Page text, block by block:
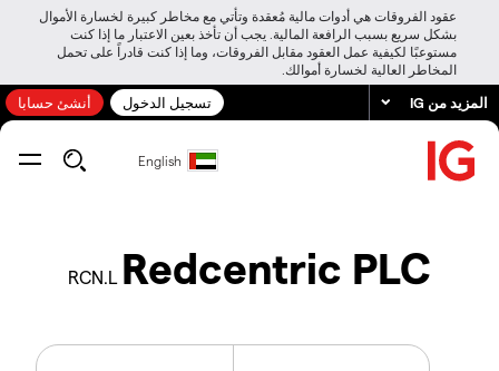
عقود الفروقات هي أدوات مالية مُعقدة وتأتي مع مخاطر كبيرة لخسارة الأموال
بشكل سريع بسبب الرافعة المالية. يجب أن تأخذ بعين الاعتبار ما إذا كنت
مستوعبًا لكيفية عمل العقود مقابل الفروقات، وما إذا كنت قادراً على تحمل
المخاطر العالية لخسارة أموالك.
المزيد من IG تسجيل الدخول أنشئ حسابا
English
Redcentric PLC
RCN.L